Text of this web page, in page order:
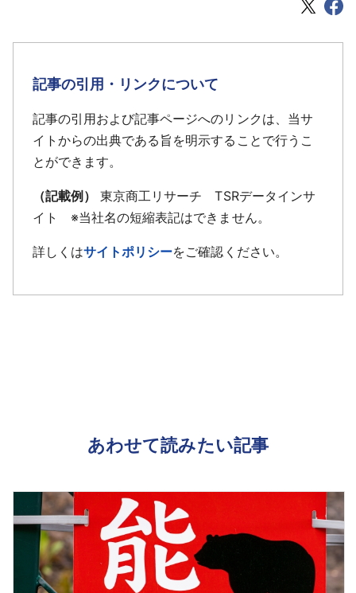
記事の引用・リンクについて
記事の引用および記事ページへのリンクは、当サ
イトからの出典である旨を明示することで行うこ
とができます。
（記載例）
東京商工リサーチ TSRデータインサ
イト ※当社名の短縮表記はできません。
詳しくはサイトポリシーをご確認ください。
あわせて読みたい記事